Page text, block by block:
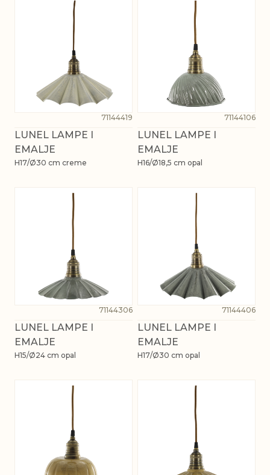
71144419
LUNEL LAMPE I
EMALJE
H17/Ø30 cm creme
71144106
LUNEL LAMPE I
EMALJE
H16/Ø18,5 cm opal
71144306
LUNEL LAMPE I
EMALJE
H15/Ø24 cm opal
71144406
LUNEL LAMPE I
EMALJE
H17/Ø30 cm opal